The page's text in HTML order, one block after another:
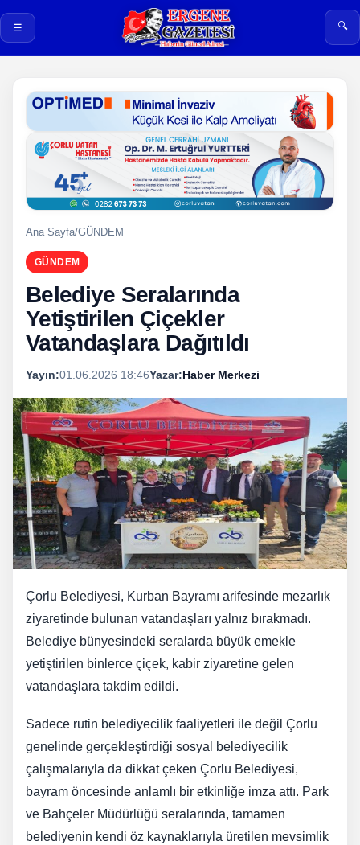
☰ 🔍
Ana Sayfa/GÜNDEM
GÜNDEM
Belediye Seralarında
Yetiştirilen Çiçekler
Vatandaşlara Dağıtıldı
Yayın:01.06.2026 18:46Yazar:Haber Merkezi
Çorlu Belediyesi, Kurban Bayramı arifesinde mezarlık
ziyaretinde bulunan vatandaşları yalnız bırakmadı.
Belediye bünyesindeki seralarda büyük emekle
yetiştirilen binlerce çiçek, kabir ziyaretine gelen
vatandaşlara takdim edildi.
Sadece rutin belediyecilik faaliyetleri ile değil Çorlu
genelinde gerçekleştirdiği sosyal belediyecilik
çalışmalarıyla da dikkat çeken Çorlu Belediyesi,
bayram öncesinde anlamlı bir etkinliğe imza attı. Park
ve Bahçeler Müdürlüğü seralarında, tamamen
belediyenin kendi öz kaynaklarıyla üretilen mevsimlik